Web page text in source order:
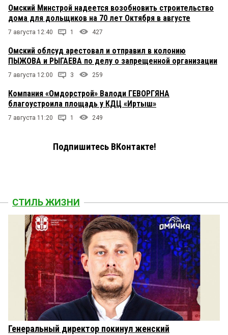
Омский Минстрой надеется возобновить строительство
дома для дольщиков на 70 лет Октября в августе
7 августа 12:40 1 427
Омский облсуд арестовал и отправил в колонию
ПЫЖОВА и РЫГАЕВА по делу о запрещенной организации
7 августа 12:00 3 259
Компания «Омдорстрой» Валоди ГЕВОРГЯНА
благоустроила площадь у КДЦ «Иртыш»
7 августа 11:20 1 249
Подпишитесь ВКонтакте!
СТИЛЬ ЖИЗНИ
Генеральный директор покинул женский